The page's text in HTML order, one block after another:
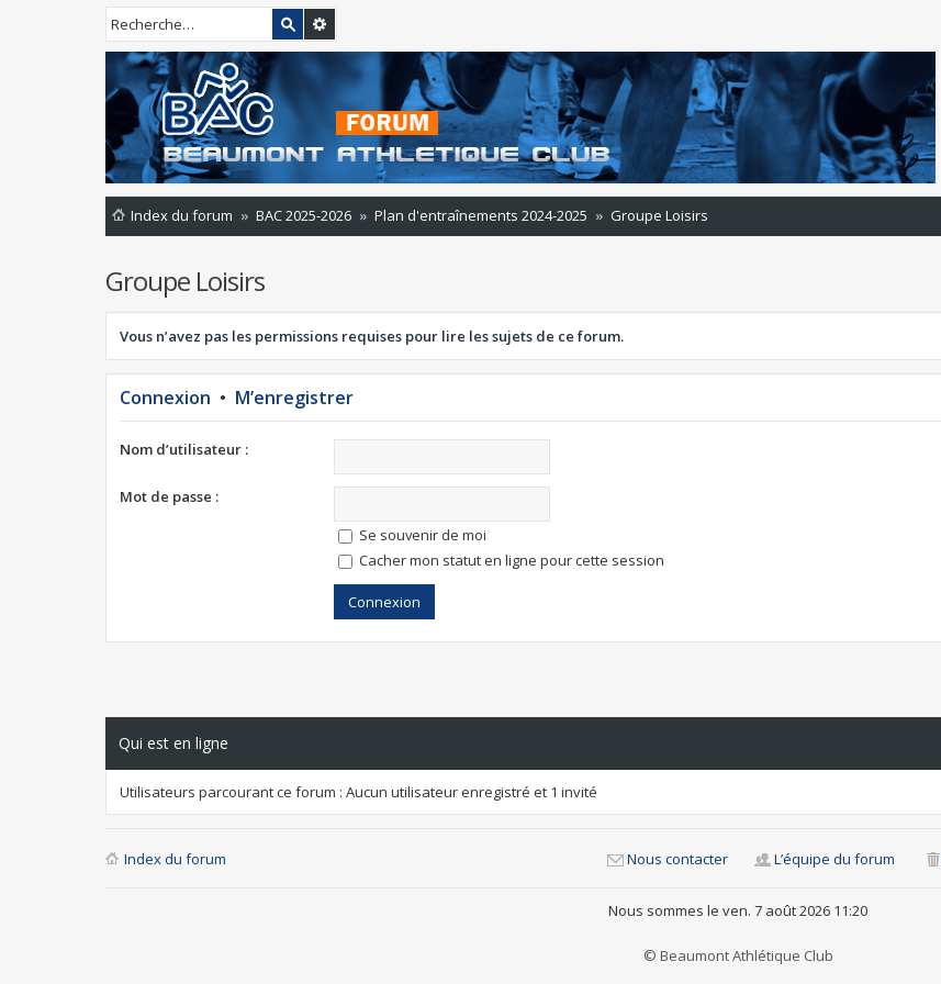
Index du forum BAC 2025-2026 Plan d'entraînements 2024-2025 Groupe Loisirs
Groupe Loisirs
Vous n’avez pas les permissions requises pour lire les sujets de ce forum.
Connexion • M’enregistrer
Nom d’utilisateur :
Mot de passe :
Se souvenir de moi
Cacher mon statut en ligne pour cette session
Qui est en ligne
Utilisateurs parcourant ce forum : Aucun utilisateur enregistré et 1 invité
Index du forum L’équipe du forum
Nous contacter
Nous sommes le ven. 7 août 2026 11:20
© Beaumont Athlétique Club